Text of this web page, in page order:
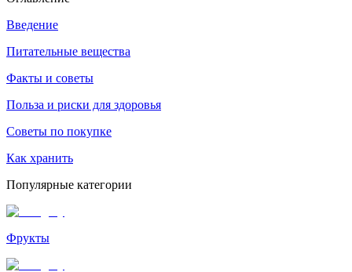
Введение
Питательные вещества
Факты и советы
Польза и риски для здоровья
Советы по покупке
Как хранить
Популярные категории
Фрукты